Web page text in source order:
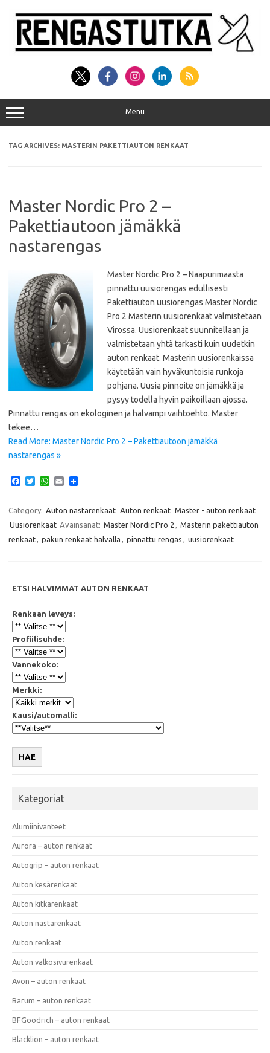
content
Menu
TAG ARCHIVES: MASTERIN PAKETTIAUTON RENKAAT
Master Nordic Pro 2 –
Pakettiautoon jämäkkä
nastarengas
Master Nordic Pro 2 – Naapurimaasta
pinnattu uusiorengas edullisesti
Pakettiauton uusiorengas Master Nordic
Pro 2 Masterin uusiorenkaat valmistetaan
Virossa. Uusiorenkaat suunnitellaan ja
valmistetaan yhtä tarkasti kuin uudetkin
auton renkaat. Masterin uusiorenkaissa
käytetään vain hyväkuntoisia runkoja
pohjana. Uusia pinnoite on jämäkkä ja
pysyy todella hyvin paikoillaan ajossa.
Pinnattu rengas on ekologinen ja halvampi vaihtoehto. Master
tekee…
Read More: Master Nordic Pro 2 – Pakettiautoon jämäkkä
nastarengas »
e
b
o
o
T
t
e
r
W
t
s
A
p
E
i
Category: Auton nastarenkaat Auton renkaat Master - auton renkaat
Uusiorenkaat Avainsanat: Master Nordic Pro 2
Masterin pakettiauton
renkaat
pakun renkaat halvalla pinnattu rengas uusiorenkaat
ETSI HALVIMMAT AUTON RENKAAT
Renkaan leveys:
Profiilisuhde:
Vannekoko:
Merkki:
Kausi/automalli:
HAE
Kategoriat
Alumiinivanteet
Aurora – auton renkaat
Autogrip – auton renkaat
Auton kesärenkaat
Auton kitkarenkaat
Auton nastarenkaat
Auton renkaat
Auton valkosivurenkaat
Avon – auton renkaat
Barum – auton renkaat
BFGoodrich – auton renkaat
Blacklion – auton renkaat